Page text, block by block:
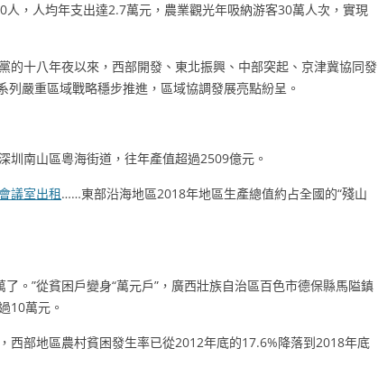
，人均年支出達2.7萬元，農業觀光年吸納游客30萬人次，實現
十八年夜以來，西部開發、東北振興、中部突起、京津冀協同發
列嚴重區域戰略穩步推進，區域協調發展亮點紛呈。
南山區粵海街道，往年產值超過2509億元。
會議室出租……東部沿海地區2018年地區生產總值約占全國的“殘山
。”從貧困戶變身“萬元戶”，廣西壯族自治區百色市德保縣馬隘鎮
10萬元。
西部地區農村貧困發生率已從2012年底的17.6%降落到2018年底